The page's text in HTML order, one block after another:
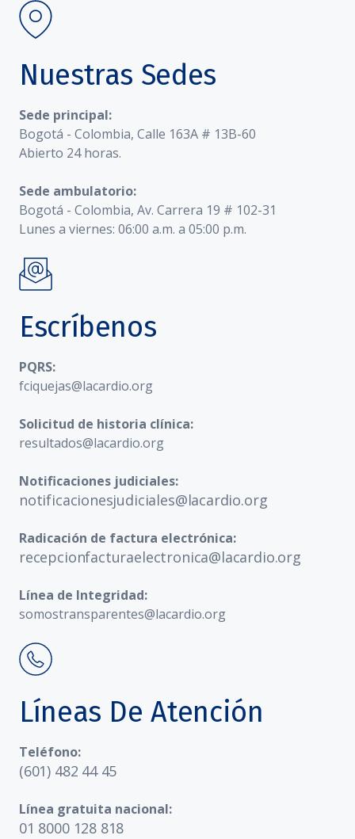
Nuestras Sedes
Sede principal:
Bogotá - Colombia, Calle 163A # 13B-60
Abierto 24 horas.
Sede ambulatorio:
Bogotá - Colombia, Av. Carrera 19 # 102-31
Lunes a viernes: 06:00 a.m. a 05:00 p.m.
Escríbenos
PQRS:
fciquejas@lacardio.org
Solicitud de historia clínica:
resultados@lacardio.org
Notificaciones judiciales:
notificacionesjudiciales@lacardio.org
Radicación de factura electrónica:
recepcionfacturaelectronica@lacardio.org
Línea de Integridad:
somostransparentes@lacardio.org
Líneas De Atención
Teléfono:
(601) 482 44 45
Línea gratuita nacional:
01 8000 128 818